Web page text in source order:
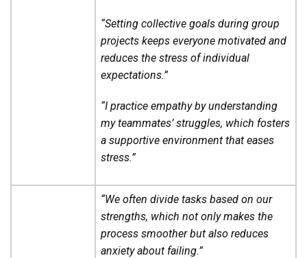
“Setting collective goals during group
projects keeps everyone motivated and
reduces the stress of individual
expectations.”
“I practice empathy by understanding
my teammates’ struggles, which fosters
a supportive environment that eases
stress.”
“We often divide tasks based on our
strengths, which not only makes the
process smoother but also reduces
anxiety about failing.”